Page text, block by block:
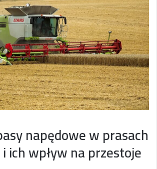
napędowe w prasach
ich wpływ na przestoje